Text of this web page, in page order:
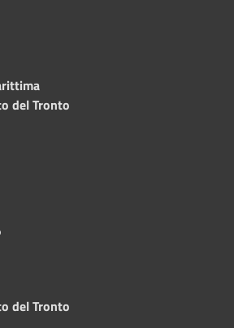
del Tronto
del Tronto